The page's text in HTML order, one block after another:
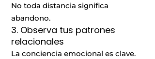
No toda distancia significa
abandono.
3. Observa tus patrones
relacionales
La conciencia emocional es clave.